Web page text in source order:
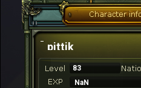
pittik
83
NaN